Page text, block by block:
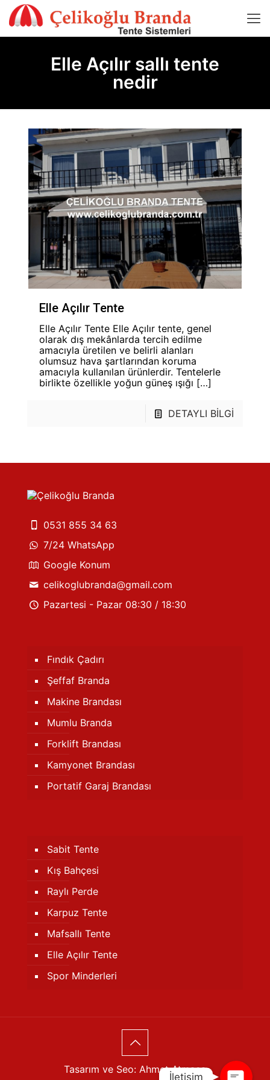
Elle Açılır sallı tente
nedir
Elle Açılır Tente
Elle Açılır Tente Elle Açılır tente, genel
olarak dış mekânlarda tercih edilme
amacıyla üretilen ve belirli alanları
olumsuz hava şartlarından koruma
amacıyla kullanılan ürünlerdir. Tentelerle
birlikte özellikle yoğun güneş ışığı […]
DETAYLI BİLGİ
0531 855 34 63
7/24 WhatsApp
Google Konum
celikoglubranda@gmail.com
Pazartesi - Pazar 08:30 / 18:30
Fındık Çadırı
Şeffaf Branda
Makine Brandası
Mumlu Branda
Forklift Brandası
Kamyonet Brandası
Portatif Garaj Brandası
Sabit Tente
Kış Bahçesi
Raylı Perde
Karpuz Tente
Mafsallı Tente
Elle Açılır Tente
Spor Minderleri
Tasarım ve Seo: Ahmet Atmaca
İletişim